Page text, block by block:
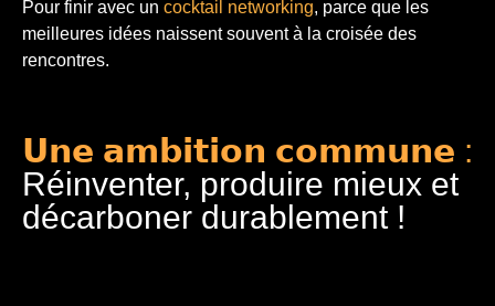
Pour finir avec un cocktail networking, parce que les
meilleures idées naissent souvent à la croisée des
rencontres.
𝗨𝗻𝗲 𝗮𝗺𝗯𝗶𝘁𝗶𝗼𝗻 𝗰𝗼𝗺𝗺𝘂𝗻𝗲 :
Réinventer, produire mieux et
décarboner durablement !